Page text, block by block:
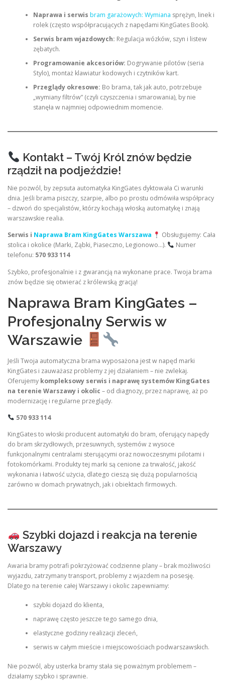
Naprawa i serwis bram garażowych: Wymiana sprężyn, linek i
rolek (często współpracujących z napędami KingGates Book).
Serwis bram wjazdowych: Regulacja wózków, szyn i listew
zębatych.
Programowanie akcesoriów: Dogrywanie pilotów (seria
Stylo), montaż klawiatur kodowych i czytników kart.
Przeglądy okresowe: Bo brama, tak jak auto, potrzebuje
„wymiany filtrów” (czyli czyszczenia i smarowania), by nie
stanęła w najmniej odpowiednim momencie.
Kontakt – Twój Król znów będzie
rządził na podjeździe!
Nie pozwól, by zepsuta automatyka KingGates dyktowała Ci warunki
dnia. Jeśli brama piszczy, szarpie, albo po prostu odmówiła współpracy
– dzwoń do specjalistów, którzy kochają włoską automatykę i znają
warszawskie realia.
Serwis i Naprawa Bram KingGates Warszawa
Obsługujemy: Cała
stolica i okolice (Marki, Ząbki, Piaseczno, Legionowo…).
Numer
telefonu: 570 933 114
Szybko, profesjonalnie i z gwarancją na wykonane prace. Twoja brama
znów będzie się otwierać z królewską gracją!
Naprawa Bram KingGates –
Profesjonalny Serwis w
Warszawie
Jeśli Twoja automatyczna brama wyposażona jest w napęd marki
KingGates i zauważasz problemy z jej działaniem – nie zwlekaj.
Oferujemy kompleksowy serwis i naprawę systemów KingGates
na terenie Warszawy i okolic – od diagnozy, przez naprawę, aż po
modernizację i regularne przeglądy.
570 933 114
KingGates to włoski producent automatyki do bram, oferujący napędy
do bram skrzydłowych, przesuwnych, systemów z wysoce
funkcjonalnymi centralami sterującymi oraz nowoczesnymi pilotami i
fotokomórkami. Produkty tej marki są cenione za trwałość, jakość
wykonania i łatwość użycia, dlatego cieszą się dużą popularnością
zarówno w domach prywatnych, jak i obiektach firmowych.
Szybki dojazd i reakcja na terenie
Warszawy
Awaria bramy potrafi pokrzyżować codzienne plany – brak możliwości
wyjazdu, zatrzymany transport, problemy z wjazdem na posesję.
Dlatego na terenie całej Warszawy i okolic zapewniamy:
szybki dojazd do klienta,
naprawę często jeszcze tego samego dnia,
elastyczne godziny realizacji zleceń,
serwis w całym mieście i miejscowościach podwarszawskich.
Nie pozwól, aby usterka bramy stała się poważnym problemem –
działamy szybko i sprawnie.